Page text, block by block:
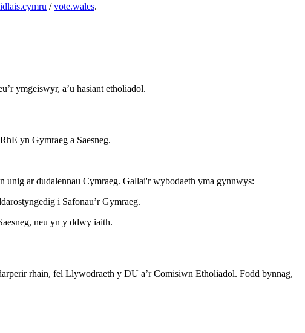
/vote.wales.
ymgeiswyr, a’u hasiant etholiadol.
yn Gymraeg a Saesneg.
ar dudalennau Cymraeg. Gallai'r wybodaeth yma gynnwys:
i Safonau’r Gymraeg.
neu yn y ddwy iaith.
rhain, fel Llywodraeth y DU a’r Comisiwn Etholiadol. Fodd bynnag,